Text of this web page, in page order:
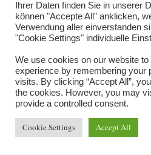
Impressum Datenschutz AGB
Ihrer Daten finden Sie in unserer
können "Accepte All" anklicken,
Verwendung aller einverstanden
"Cookie Settings" individuelle
We use cookies on our website
experience by remembering your
visits. By clicking “Accept All”,
the cookies. However, you may
provide a controlled consent.
Cookie Settings Accept All